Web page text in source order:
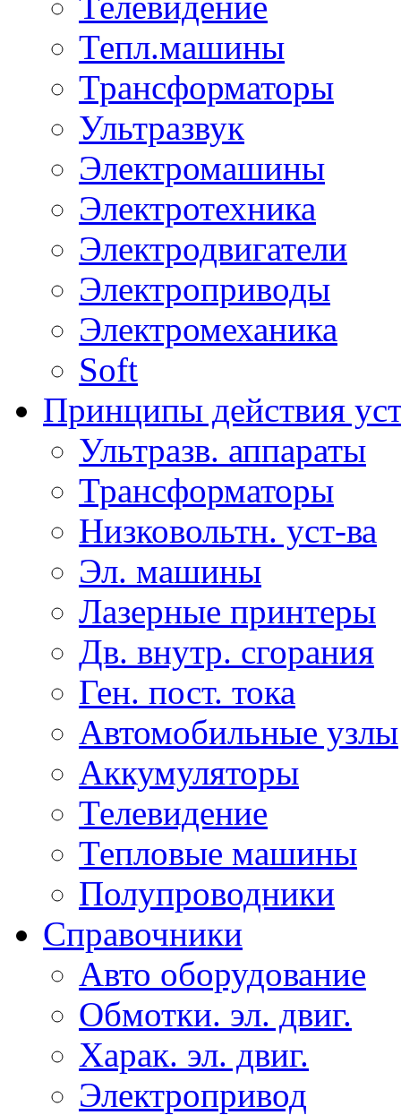
Тепл.машины
Трансформаторы
Ультразвук
Электромашины
Электротехника
Электродвигатели
Электроприводы
Электромеханика
Soft
Принципы действия
Ультразв. аппараты
Трансформаторы
Низковольтн. уст-ва
Эл. машины
Лазерные принтеры
Дв. внутр. сгорания
Ген. пост. тока
Автомобильные узлы
Аккумуляторы
Телевидение
Тепловые машины
Полупроводники
Справочники
Авто оборудование
Обмотки. эл. двиг.
Харак. эл. двиг.
Электропривод